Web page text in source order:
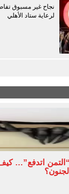
نجاح غير مسبوق
لرعاية ستاد الأهلي
اتدفع”…